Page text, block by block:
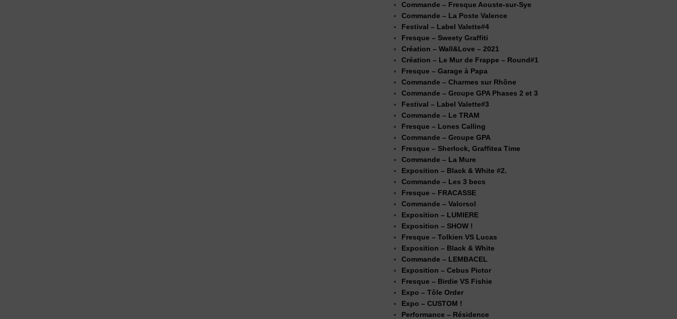
Commande – Fresque Aouste-sur-Sye
Commande – La Poste Valence
Festival – Label Valette#4
Fresque – Sweety Graffiti
Création – Wall&Love – 2021
Création – Le Mur de Frappe – Round#1
Fresque – Garage à Papa
Commande – Charmes sur Rhône
Commande – Groupe GPA Phases 2 et 3
Festival – Label Valette#3
Commande – Le TRAM
Fresque – Lones Calling
Commande – Groupe GPA
Fresque – Sherlock, Graffitea Time
Commande – La Mure
Exposition – Black & White #2.
Commande – Les 3 becs
Fresque – FRACASSE
Commande – Valorsol
Exposition – LUMIERE
Exposition – SHOW !
Fresque – Tolkien VS Lucas
Exposition – Black & White
Commande – LEMBACEL
Exposition – Cebus Pictor
Fresque – Birdie VS Fishie
Expo – Tôle Order
Expo – CUSTOM !
Performance – Résidence